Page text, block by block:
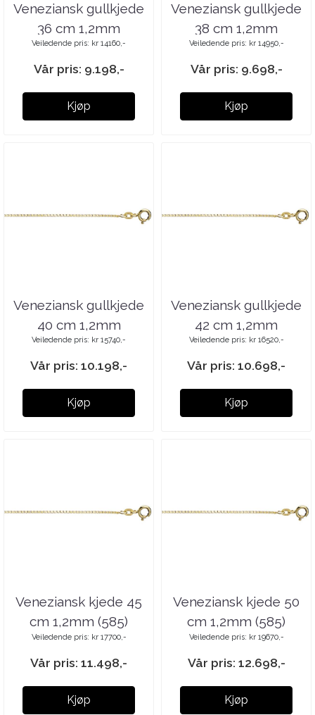
Veneziansk gullkjede
36 cm 1,2mm
Veiledende pris: kr 14160,-
Vår pris: 9.198,-
Kjøp
Veneziansk gullkjede
38 cm 1,2mm
Veiledende pris: kr 14950,-
Vår pris: 9.698,-
Kjøp
Veneziansk gullkjede
40 cm 1,2mm
Veiledende pris: kr 15740,-
Vår pris: 10.198,-
Kjøp
Veneziansk gullkjede
42 cm 1,2mm
Veiledende pris: kr 16520,-
Vår pris: 10.698,-
Kjøp
Veneziansk kjede 45
cm 1,2mm (585)
Veiledende pris: kr 17700,-
Vår pris: 11.498,-
Kjøp
Veneziansk kjede 50
cm 1,2mm (585)
Veiledende pris: kr 19670,-
Vår pris: 12.698,-
Kjøp